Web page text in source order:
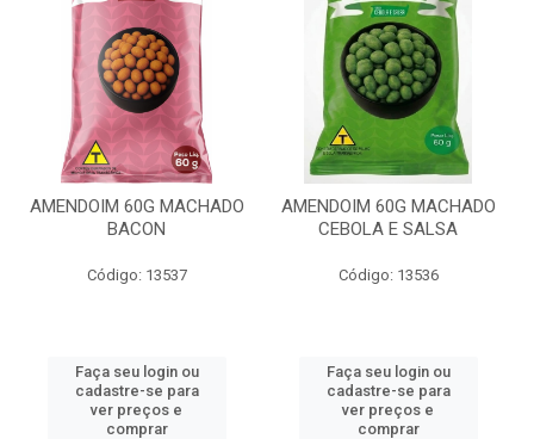
AMENDOIM 60G MACHADO
BACON
Código: 13537
Faça seu login ou
cadastre-se para
ver preços e
comprar
AMENDOIM 60G MACHADO
CEBOLA E SALSA
Código: 13536
Faça seu login ou
cadastre-se para
ver preços e
comprar